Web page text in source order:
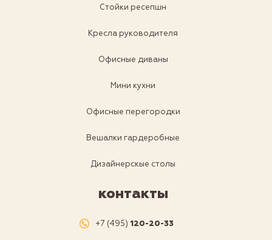
Стойки ресепшн
Кресла руководителя
Офисные диваны
Мини кухни
Офисные перегородки
Вешалки гардеробные
Дизайнерскые столы
контакты
+7 (495) 120-20-33